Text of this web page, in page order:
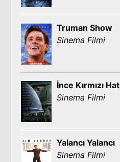
Truman Show
Sinema Filmi
İnce Kırmızı Hat
Sinema Filmi
Yalancı Yalancı
Sinema Filmi